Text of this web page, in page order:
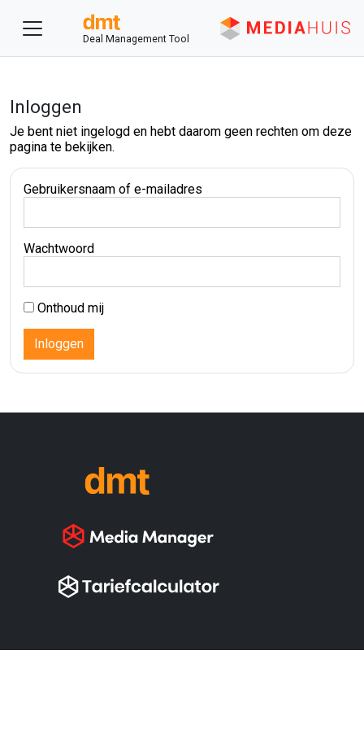
Deal Management Tool
Inloggen
Je bent niet ingelogd en hebt daarom geen rechten om deze
pagina te bekijken.
Gebruikersnaam of e-mailadres
Wachtwoord
Onthoud mij